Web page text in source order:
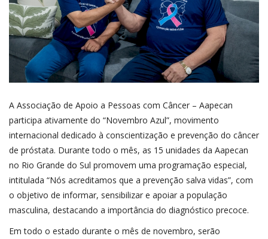
A Associação de Apoio a Pessoas com Câncer – Aapecan
participa ativamente do “Novembro Azul”, movimento
internacional dedicado à conscientização e prevenção do câncer
de próstata. Durante todo o mês, as 15 unidades da Aapecan
no Rio Grande do Sul promovem uma programação especial,
intitulada “Nós acreditamos que a prevenção salva vidas”, com
o objetivo de informar, sensibilizar e apoiar a população
masculina, destacando a importância do diagnóstico precoce.
Em todo o estado durante o mês de novembro, serão